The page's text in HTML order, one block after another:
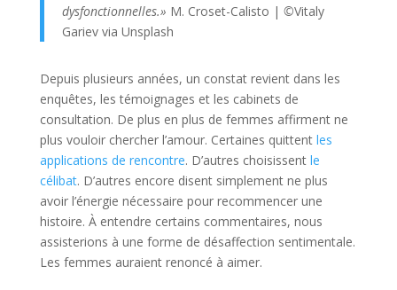
dysfonctionnelles.» M. Croset-Calisto | ©Vitaly
Gariev via Unsplash
Depuis plusieurs années, un constat revient dans les
enquêtes, les témoignages et les cabinets de
consultation. De plus en plus de femmes affirment ne
plus vouloir chercher l’amour. Certaines quittent les
applications de rencontre. D’autres choisissent le
célibat. D’autres encore disent simplement ne plus
avoir l’énergie nécessaire pour recommencer une
histoire. À entendre certains commentaires, nous
assisterions à une forme de désaffection sentimentale.
Les femmes auraient renoncé à aimer.